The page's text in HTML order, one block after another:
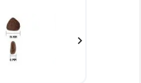
